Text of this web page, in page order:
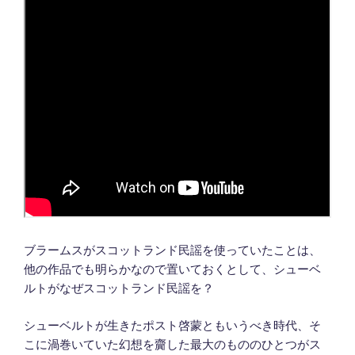
ブラームスがスコットランド民謡を使っていたことは、
他の作品でも明らかなので置いておくとして、シューベ
ルトがなぜスコットランド民謡を？
シューベルトが生きたポスト啓蒙ともいうべき時代、そ
こに渦巻いていた幻想を齎した最大のもののひとつがス